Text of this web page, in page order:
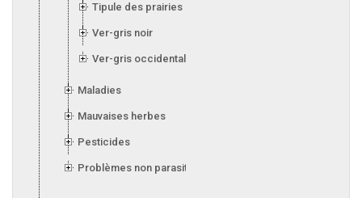
Tipule des prairies
Ver-gris noir
Ver-gris occidental des haricots
Maladies
Mauvaises herbes
Pesticides
Problèmes non parasitaires